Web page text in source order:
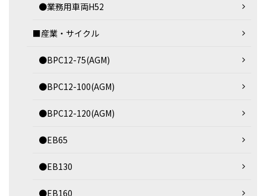
●業務用車両H52
■産業・サイクル
●BPC12-75(AGM)
●BPC12-100(AGM)
●BPC12-120(AGM)
●EB65
●EB130
●EB160